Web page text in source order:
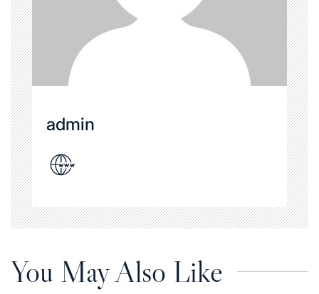
admin
You May Also Like